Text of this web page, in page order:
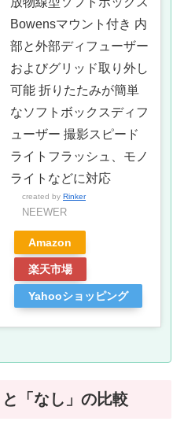
Bowensマウント付き 内
部と外部ディフューザー
およびグリッド取り外し
可能 折りたたみが簡単
なソフトボックスディフ
ューザー 撮影スピード
ライトフラッシュ、モノ
ライトなどに対応
created by Rinker
NEEWER
Amazon
楽天市場
Yahooショッピング
「なし」の比較